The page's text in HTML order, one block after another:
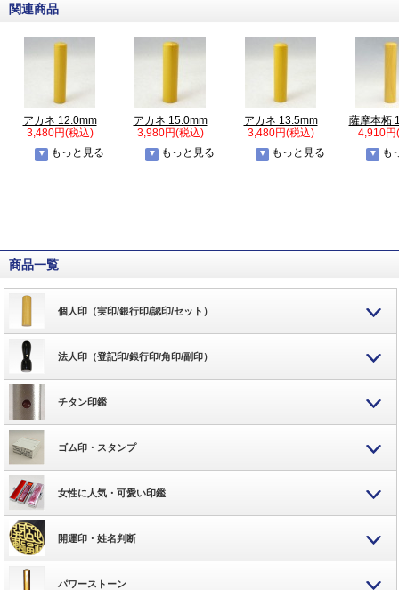
関連商品
アカネ 12.0mm
3,480円(税込)
もっと見る
アカネ 15.0mm
3,980円(税込)
もっと見る
アカネ 13.5mm
3,480円(税込)
もっと見る
薩摩本柘
4,910円
も
商品一覧
個人印（実印/銀行印/認印/セット）
法人印（登記印/銀行印/角印/副印）
チタン印鑑
ゴム印・スタンプ
女性に人気・可愛い印鑑
開運印・姓名判断
パワーストーン